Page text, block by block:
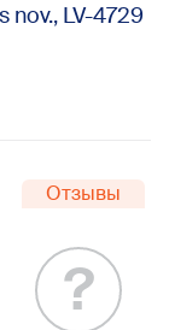
nov., LV-4729
Отзывы
?